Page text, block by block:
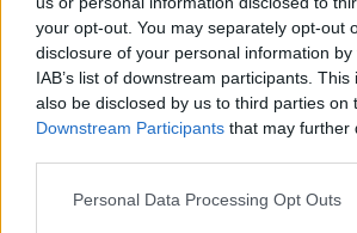
your opt-out. You may separately opt-out
disclosure of your personal information
IAB’s list of downstream participants.
also be disclosed by us to third parties on
Downstream Participants that may further
Please note that this website/app uses
Personal Data Processing Opt Outs
που καθορίζεται από τα 2
Υπόθεση 1η
Συνθήκες:
Α. Οι τέλειές στον πάνω
αποτελούν